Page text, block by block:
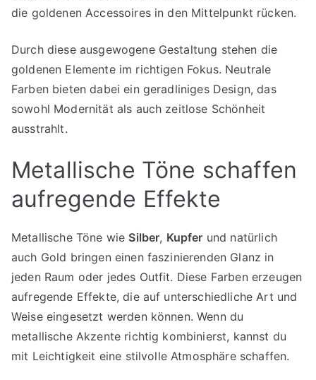
die goldenen Accessoires in den Mittelpunkt rücken.
Durch diese ausgewogene Gestaltung stehen die
goldenen Elemente im richtigen Fokus. Neutrale
Farben bieten dabei ein geradliniges Design, das
sowohl Modernität als auch zeitlose Schönheit
ausstrahlt.
Metallische Töne schaffen
aufregende Effekte
Metallische Töne wie Silber, Kupfer und natürlich
auch Gold bringen einen faszinierenden Glanz in
jeden Raum oder jedes Outfit. Diese Farben erzeugen
aufregende Effekte, die auf unterschiedliche Art und
Weise eingesetzt werden können. Wenn du
metallische Akzente richtig kombinierst, kannst du
mit Leichtigkeit eine stilvolle Atmosphäre schaffen.